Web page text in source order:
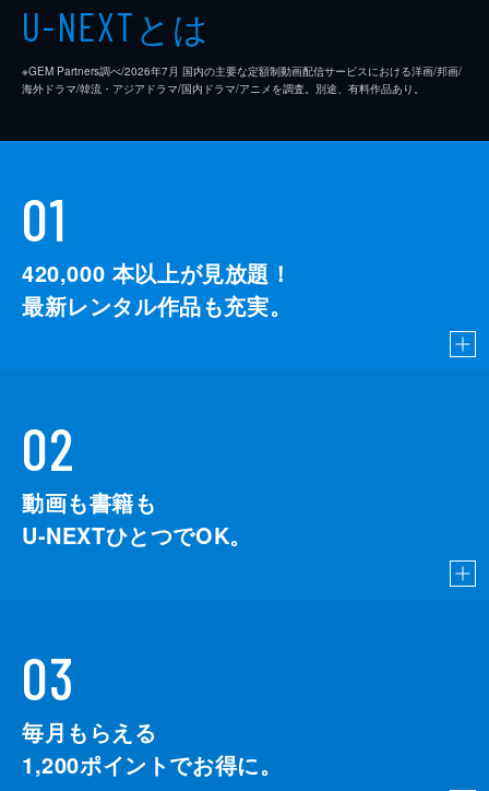
U-NEXTとは
※GEM Partners調べ/2026年7⽉ 国内の主要な定額制動画配信サービスにおける洋画/邦画/
海外ドラマ/韓流・アジアドラマ/国内ドラマ/アニメを調査。別途、有料作品あり。
01
420,000 本以上が見放題！
最新レンタル作品も充実。
02
動画も書籍も
U-NEXTひとつでOK。
03
毎月もらえる
1,200ポイントでお得に。